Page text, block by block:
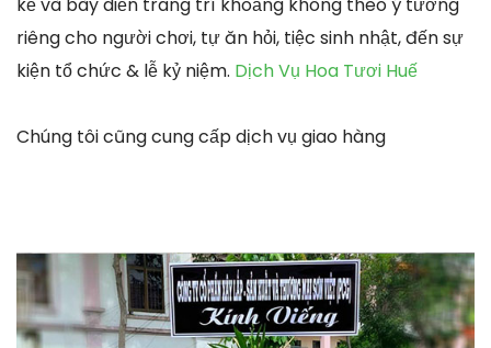
riêng cho người chơi, tự ăn hỏi, tiệc sinh nhật, đến sự
kiện tổ chức & lễ kỷ niệm. Dịch Vụ Hoa Tươi Huế
Chúng tôi cũng cung cấp dịch vụ giao hàng